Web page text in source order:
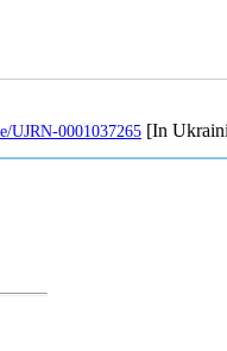
UJRN-0001037265[In